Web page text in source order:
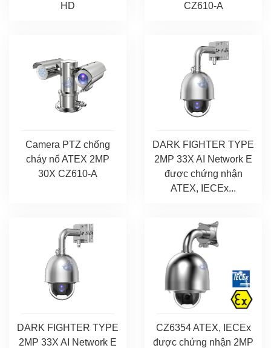
HD
CZ610-A
Camera PTZ chống
cháy nổ ATEX 2MP
30X CZ610-A
DARK FIGHTER TYPE
2MP 33X AI Network E
được chứng nhận
ATEX, IECEx...
DARK FIGHTER TYPE
2MP 33X AI Network E
CZ6354 ATEX, IECEx
được chứng nhận 2MP